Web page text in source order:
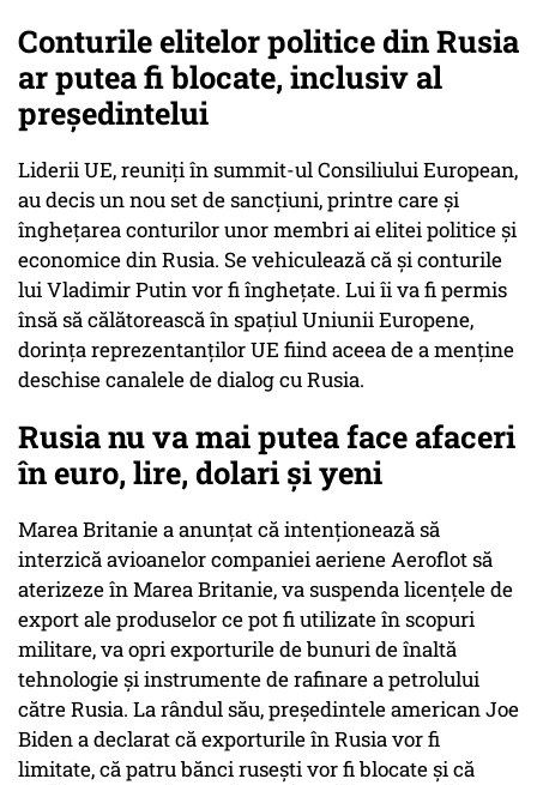
Conturile elitelor politice din Rusia
ar putea fi blocate, inclusiv al
preşedintelui
Liderii UE, reuniți în summit-ul Consiliului European,
au decis un nou set de sancțiuni, printre care și
înghețarea conturilor unor membri ai elitei politice și
economice din Rusia. Se vehiculează că și conturile
lui Vladimir Putin vor fi înghețate. Lui îi va fi permis
însă să călătorească în spațiul Uniunii Europene,
dorința reprezentanților UE fiind aceea de a menține
deschise canalele de dialog cu Rusia.
Rusia nu va mai putea face afaceri
în euro, lire, dolari şi yeni
Marea Britanie a anunțat că intenționează să
interzică avioanelor companiei aeriene Aeroflot să
aterizeze în Marea Britanie, va suspenda licențele de
export ale produselor ce pot fi utilizate în scopuri
militare, va opri exporturile de bunuri de înaltă
tehnologie și instrumente de rafinare a petrolului
către Rusia. La rândul său, președintele american Joe
Biden a declarat că exporturile în Rusia vor fi
limitate, că patru bănci ruseşti vor fi blocate şi că